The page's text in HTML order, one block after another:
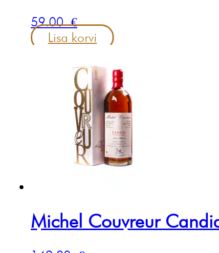
59.00€
Lisa korvi
Michel Couvreur